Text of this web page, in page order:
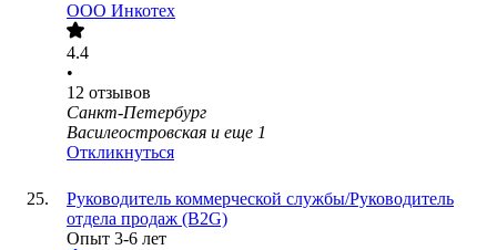
ООО Инкотех
4.4
•
12 отзывов
Санкт-Петербург
Василеостровская и еще 1
Откликнуться
Руководитель коммерческой службы/Руководитель
отдела продаж (B2G)
Опыт 3-6 лет